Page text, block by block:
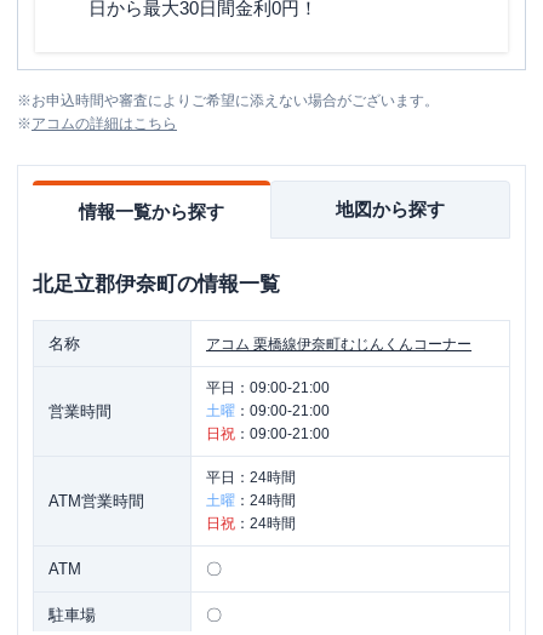
日から最大30日間金利0円！
※お申込時間や審査によりご希望に添えない場合がございます。
※アコムの詳細はこちら
情報一覧から探す 地図から探す
北足立郡伊奈町の情報一覧
名称 アコム 栗橋線伊奈町むじんくんコーナー
営業時間
平日： 09:00-21:00
土曜 ： 09:00-21:00
日祝 ： 09:00-21:00
ATM営業時間
平日： 24時間
土曜 ： 24時間
日祝 ： 24時間
ATM 〇
駐車場 〇